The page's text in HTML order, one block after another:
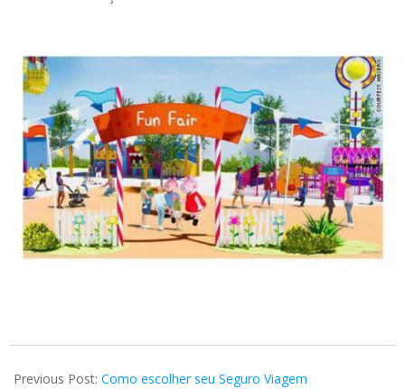
02-
Previous Post: Como escolher seu Seguro Viagem